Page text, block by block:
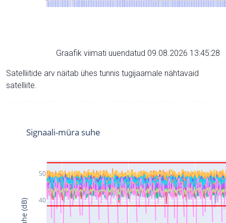
Graafik viimati uuendatud 09.08.2026 13:45:28
Satelliitide arv näitab ühes tunnis tugijaamale nähtavaid
satelliite.
40
50
Signaali-müra suhe